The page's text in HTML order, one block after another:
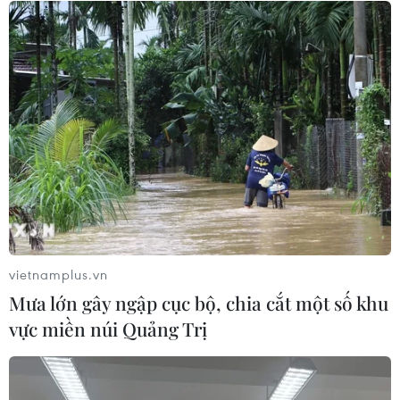
quy định bảo vệ quyền lợi người tiêu
dùng
08/08/2026 04:15
Thương mại Việt Nam-Australia
hướng tới những động lực tăng
trưởng mới
08/08/2026 03:29
Xem thêm
CƠ QUAN CHỦ QUẢN: THÔNG TẤN XÃ VIỆT NAM
vietnamplus.vn
Mưa lớn gây ngập cục bộ, chia cắt một số khu
vực miền núi Quảng Trị